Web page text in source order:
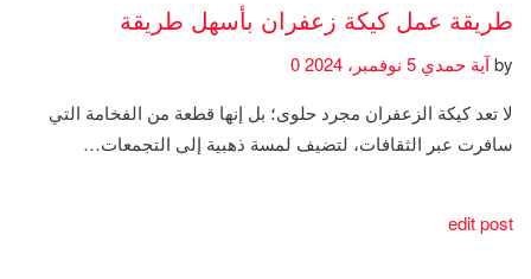
طريقة عمل كيكة زعفران بأسهل طريقة
byآية حمدي
لا تعد كيكة الزعفران مجرد حلوى؛ بل إنها قطعة من الفخامة التي
سافرت عبر الثقافات، لتضيف لمسة ذهبية إلى التجمعات…
edit post